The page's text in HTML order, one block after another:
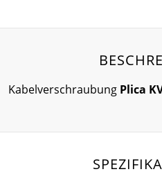
Kabelverschraubung Plica